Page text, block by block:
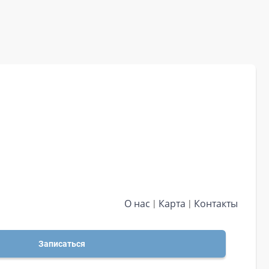
О нас Карта Контакты
Записаться